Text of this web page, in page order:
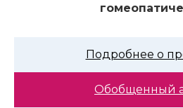
Подробнее о
Обобщенный